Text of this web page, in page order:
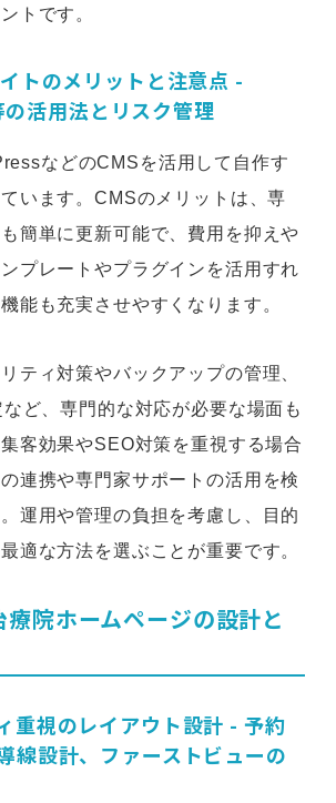
トです。
トのメリットと注意点 -
活用法とリスク管理
などのCMSを活用して自作す
います。CMSのメリットは、専
簡単に更新可能で、費用を抑えや
プレートやプラグインを活用すれ
能も充実させやすくなります。
ティ対策やバックアップの管理、
ど、専門的な対応が必要な場面も
客効果やSEO対策を重視する場合
連携や専門家サポートの活用を検
運用や管理の負担を考慮し、目的
適な方法を選ぶことが重要です。
院ホームページの設計と
重視のレイアウト設計 - 予約
線設計、ファーストビューの